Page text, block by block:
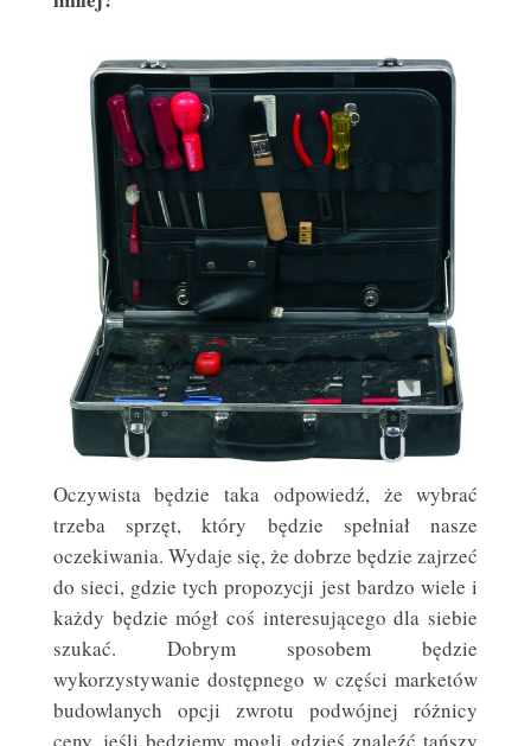
Oczywista będzie taka odpowiedź, że wybrać
trzeba sprzęt, który będzie spełniał nasze
oczekiwania. Wydaje się, że dobrze będzie zajrzeć
do sieci, gdzie tych propozycji jest bardzo wiele i
każdy będzie mógł coś interesującego dla siebie
szukać. Dobrym sposobem będzie
wykorzystywanie dostępnego w części marketów
budowlanych opcji zwrotu podwójnej różnicy